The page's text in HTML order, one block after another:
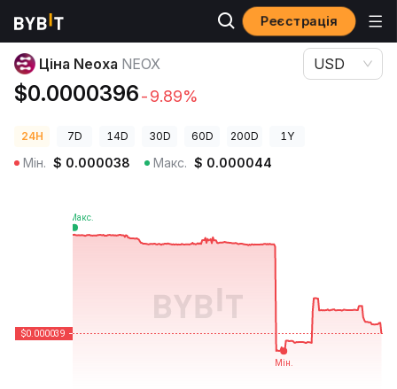
Реєстрація
Ціни криптовалют Ціна Neoxa NEOX
Ціна Neoxa NEOX
$0.0000396-9.89%
USD
24H 7D 14D 30D 60D 200D 1Y
Мін. $ 0.000038 Макс. $ 0.000044